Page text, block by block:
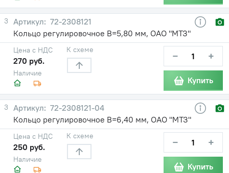
3
72-2308121
Кольцо регулировочное В=5,80 мм, ОАО "МТЗ"
Наличие
Цена с НДС
270 руб.
К схеме − +
Купить
3
72-2308121-04
Кольцо регулировочное В=6,40 мм, ОАО "МТЗ"
Наличие
Цена с НДС
250 руб.
К схеме − +
Купить